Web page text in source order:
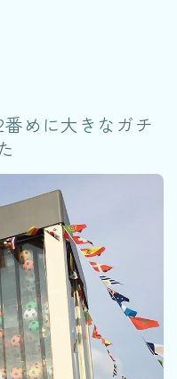
めに大きなガチ